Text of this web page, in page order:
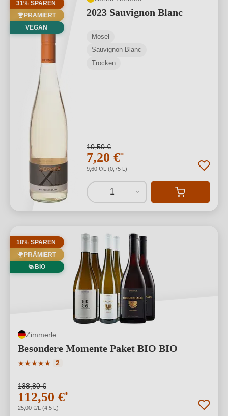
31% SPAREN
PRÄMIERT
VEGAN
2023 Sauvignon Blanc
Mosel
Sauvignon Blanc
Trocken
10,50 €
7,20 €*
9,60 €/L (0,75 L)
1
18% SPAREN
PRÄMIERT
BIO
Zimmerle
Besondere Momente Paket BIO BIO
★★★★★
Durchschnittliche Bewertung von 5 von 5 Sternen
2
138,80 €
112,50 €*
25,00 €/L (4,5 L)